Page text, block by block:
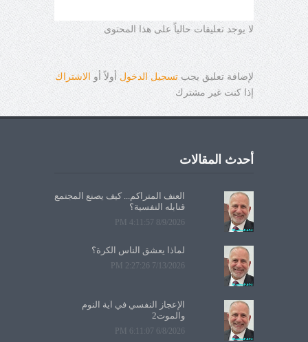
لا يوجد تعليقات حالياً على هذا المحتوى
لإضافة تعليق يجبتسجيل الدخول أولاً أو
الاشتراك
إذا كنت غير مشترك
أحدث المقالات
العنف المتراكم... كيف يصنع المجتمع
قنابله النفسية؟
8/9/2026 4:11:57 PM
لماذا يعشق الناس الكرة؟
7/13/2026 2:27:26 PM
الإعجاز النفسي في آية النوم
والموت2
6/8/2026 6:11:07 PM